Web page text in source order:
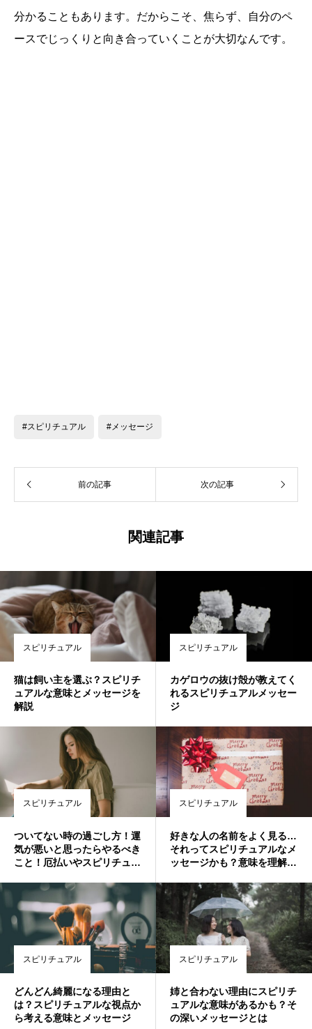
分かることもあります。だからこそ、焦らず、自分のペ
ースでじっくりと向き合っていくことが大切なんです。
#スピリチュアル #メッセージ
前の記事 次の記事
関連記事
スピリチュアル
猫は飼い主を選ぶ？スピリチ
ュアルな意味とメッセージを
解説
スピリチュアル
カゲロウの抜け殻が教えてく
れるスピリチュアルメッセー
ジ
スピリチュアル
ついてない時の過ごし方！運
気が悪いと思ったらやるべき
こと！厄払いやスピリチュア
方法はこれ
スピリチュアル
好きな人の名前をよく見る…
それってスピリチュアルなメ
ッセージかも？意味を理解し
スピリチュアル
どんどん綺麗になる理由と
は？スピリチュアルな視点か
ら考える意味とメッセージ
スピリチュアル
姉と合わない理由にスピリチ
ュアルな意味があるかも？そ
の深いメッセージとは